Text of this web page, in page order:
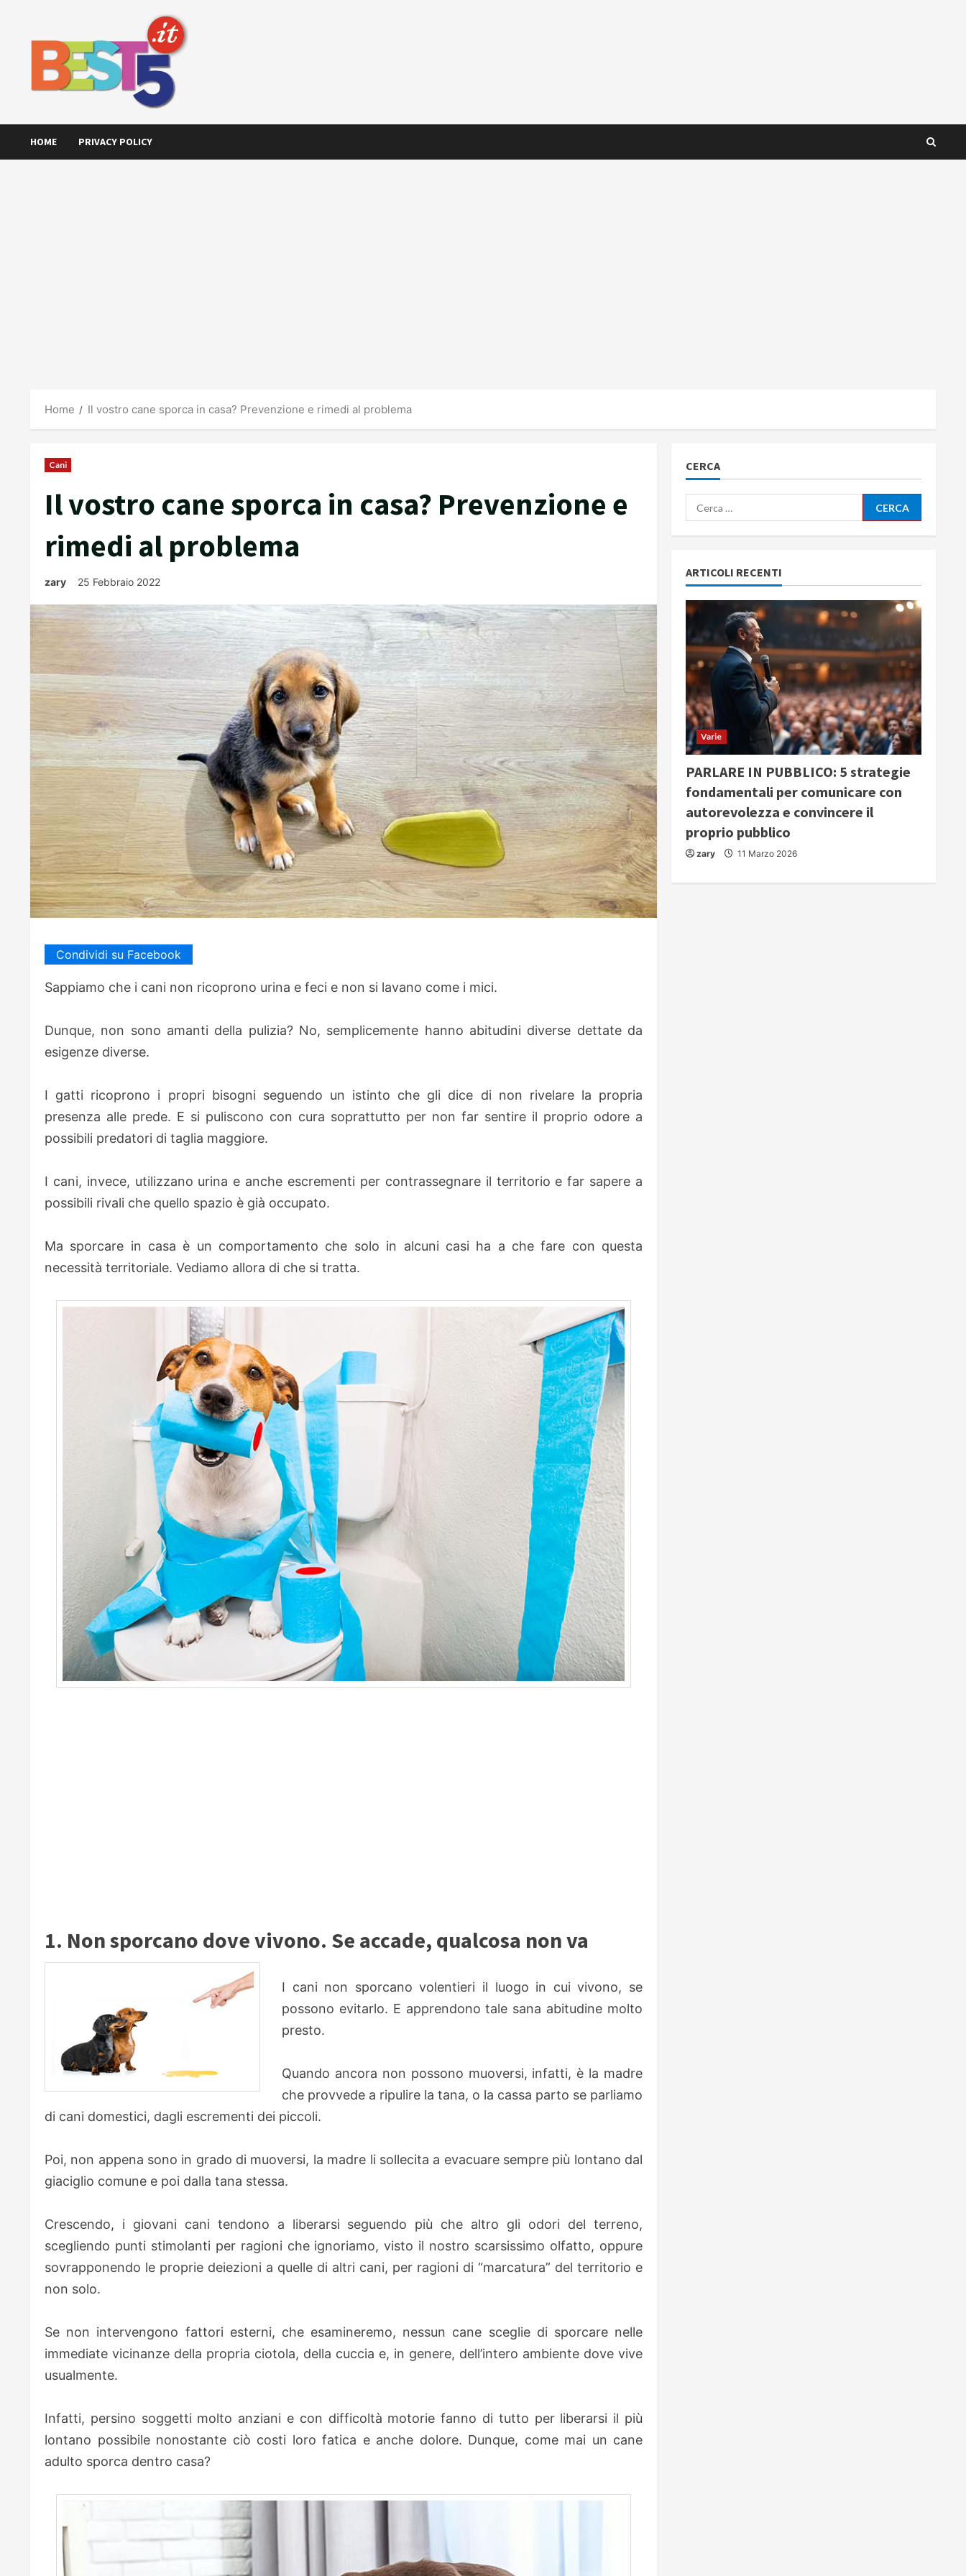
HOME PRIVACY POLICY
Home Il vostro cane sporca in casa? Prevenzione e rimedi al problema
Cani
Il vostro cane sporca in casa? Prevenzione e
rimedi al problema
zary 25 Febbraio 2022
Condividi su Facebook
Sappiamo che i cani non ricoprono urina e feci e non si lavano come i mici.
Dunque, non sono amanti della pulizia? No, semplicemente hanno abitudini diverse dettate da
esigenze diverse.
I gatti ricoprono i propri bisogni seguendo un istinto che gli dice di non rivelare la propria
presenza alle prede. E si puliscono con cura soprattutto per non far sentire il proprio odore a
possibili predatori di taglia maggiore.
I cani, invece, utilizzano urina e anche escrementi per contrassegnare il territorio e far sapere a
possibili rivali che quello spazio è già occupato.
Ma sporcare in casa è un comportamento che solo in alcuni casi ha a che fare con questa
necessità territoriale. Vediamo allora di che si tratta.
1. Non sporcano dove vivono. Se accade, qualcosa non va
I cani non sporcano volentieri il luogo in cui vivono, se
possono evitarlo. E apprendono tale sana abitudine molto
presto.
Quando ancora non possono muoversi, infatti, è la madre
che provvede a ripulire la tana, o la cassa parto se parliamo
di cani domestici, dagli escrementi dei piccoli.
Poi, non appena sono in grado di muoversi, la madre li sollecita a evacuare sempre più lontano dal
giaciglio comune e poi dalla tana stessa.
Crescendo, i giovani cani tendono a liberarsi seguendo più che altro gli odori del terreno,
scegliendo punti stimolanti per ragioni che ignoriamo, visto il nostro scarsissimo olfatto, oppure
sovrapponendo le proprie deiezioni a quelle di altri cani, per ragioni di “marcatura” del territorio e
non solo.
Se non intervengono fattori esterni, che esamineremo, nessun cane sceglie di sporcare nelle
immediate vicinanze della propria ciotola, della cuccia e, in genere, dell’intero ambiente dove vive
usualmente.
Infatti, persino soggetti molto anziani e con difficoltà motorie fanno di tutto per liberarsi il più
lontano possibile nonostante ciò costi loro fatica e anche dolore. Dunque, come mai un cane
adulto sporca dentro casa?
CERCA
Ricerca
per:
ARTICOLI RECENTI
Varie
PARLARE IN PUBBLICO: 5 strategie
fondamentali per comunicare con
autorevolezza e convincere il
proprio pubblico
zary 11 Marzo 2026